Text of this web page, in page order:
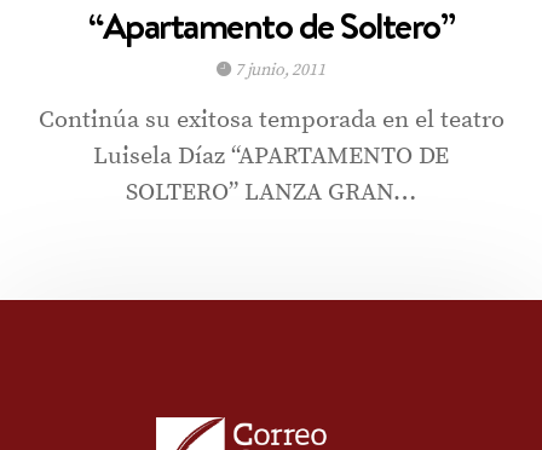
“Apartamento de Soltero”
7 junio, 2011
Continúa su exitosa temporada en el teatro
Luisela Díaz “APARTAMENTO DE
SOLTERO” LANZA GRAN…